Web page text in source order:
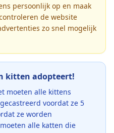
persoonlijk op en maak
de website
zo snel mogelijk
kitten adopteert!
moeten alle kittens
voordat ze 5
ze worden
alle katten die